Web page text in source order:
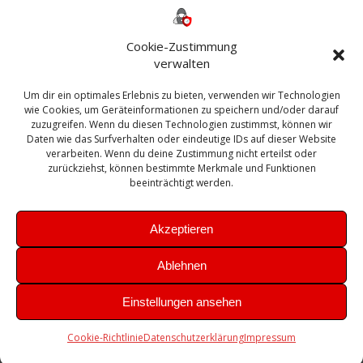
Cookie-Zustimmung
verwalten
Um dir ein optimales Erlebnis zu bieten, verwenden wir Technologien
wie Cookies, um Geräteinformationen zu speichern und/oder darauf
zuzugreifen. Wenn du diesen Technologien zustimmst, können wir
Daten wie das Surfverhalten oder eindeutige IDs auf dieser Website
verarbeiten. Wenn du deine Zustimmung nicht erteilst oder
zurückziehst, können bestimmte Merkmale und Funktionen
beeinträchtigt werden.
Akzeptieren
Ablehnen
Einstellungen ansehen
Cookie-RichtlinieDatenschutzerklärungImpressum
Bautagebuch
Exchange firewall Fritzbox
Microsoft
Sanierung SBS Security Server Sicherheit
Sicherung SIEM Sophos SSL Ubuntu
Update Upgrade UTM VCenter VCSA Veeam
VMWare VPN WAZUH Windows
Zertifikat
Theme